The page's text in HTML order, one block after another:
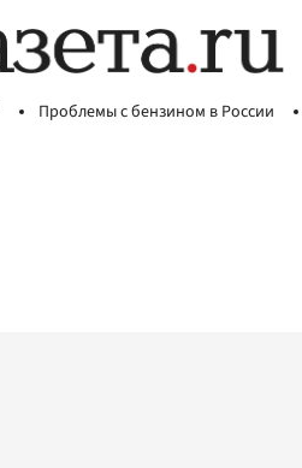
Проблемы с бензином в России